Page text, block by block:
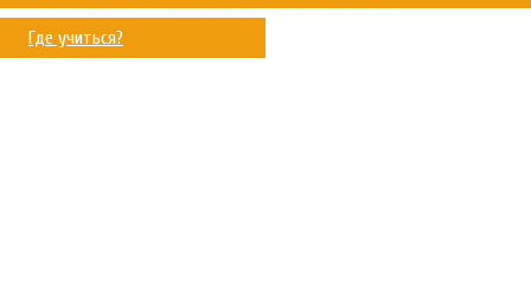
Где учиться?